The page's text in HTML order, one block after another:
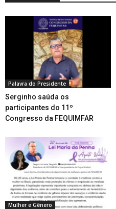
Palavra do Presidente
Serginho saúda os
participantes do 11º
Congresso da FEQUIMFAR
Mulher e Gênero